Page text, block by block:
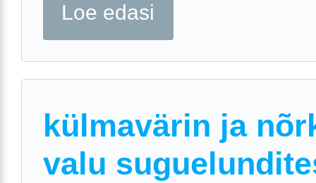
Loe edasi
külmavärin ja
valu